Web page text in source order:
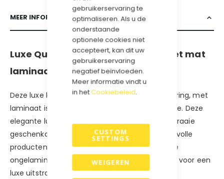
gebruikerservaring te
optimaliseren. Als u de
onderstaande
optionele cookies niet
accepteert, kan dit uw
gebruikerservaring
negatief beïnvloeden.
Meer informatie vindt u
in hetCookiebeleid.
CUSTOM
SETTINGS
WEIGEREN
MEER INFORMATIE
Luxe Qubus Magneetdoos in wit met mat
laminaat.
Deze luxe kubus magneetdoos in matte uitvoering, met
laminaat is een bewuste milieuvriendelijke keuze. Deze
elegante luxe magneetdoos is niet alleen een fraaie
geschenkdoos, maar ook ideaal om uw waardevolle
producten te beschermen en op te bergen. De
ongelamineerde en matte eco uitstraling zorgt voor een
luxe uitstraling.